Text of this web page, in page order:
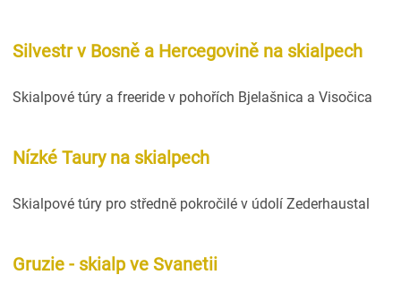
Silvestr v Bosně a Hercegovině na skialpech
Skialpové túry a freeride v pohořích Bjelašnica a Visočica
Nízké Taury na skialpech
Skialpové túry pro středně pokročilé v údolí Zederhaustal
Gruzie - skialp ve Svanetii